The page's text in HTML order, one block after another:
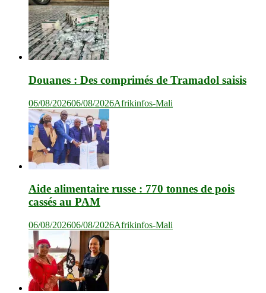
Douanes : Des comprimés de Tramadol saisis
06/08/202606/08/2026Afrikinfos-Mali
Aide alimentaire russe : 770 tonnes de pois
cassés au PAM
06/08/202606/08/2026Afrikinfos-Mali